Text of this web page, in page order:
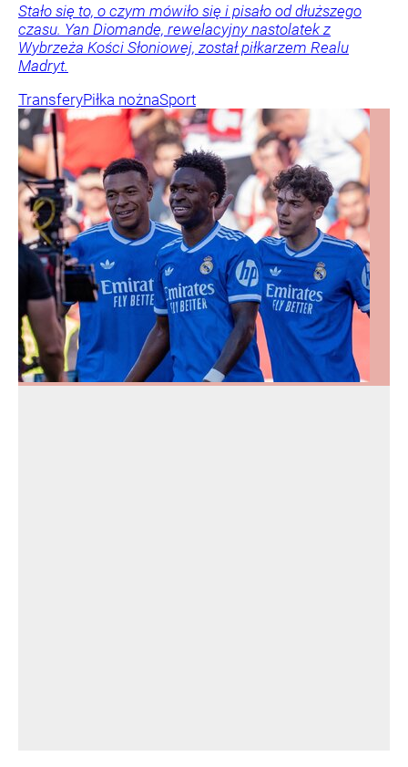
Stało się to, o czym mówiło się i pisało od dłuższego
czasu. Yan Diomande, rewelacyjny nastolatek z
Wybrzeża Kości Słoniowej, został piłkarzem Realu
Madryt.
TransferyPiłka nożnaSport